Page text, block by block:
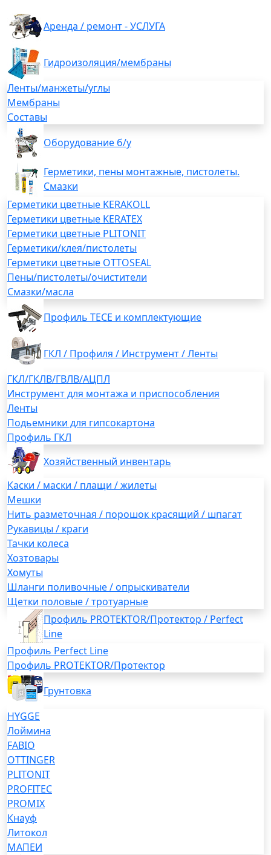
Аренда / ремонт - УСЛУГА
Гидроизоляция/мембраны
Ленты/манжеты/углы
Мембраны
Составы
Оборудование б/у
Герметики, пены монтажные, пистолеты.
Смазки
Герметики цветные KERAKOLL
Герметики цветные KERATEX
Герметики цветные PLITONIT
Герметики/клея/пистолеты
Герметики цветные OTTOSEAL
Пены/пистолеты/очистители
Смазки/масла
Профиль TECE и комплектующие
ГКЛ / Профиля / Инструмент / Ленты
ГКЛ/ГКЛВ/ГВЛВ/АЦПЛ
Инструмент для монтажа и приспособления
Ленты
Подьемники для гипсокартона
Профиль ГКЛ
Хозяйственный инвентарь
Каски / маски / плащи / жилеты
Мешки
Нить разметочная / порошок красящий / шпагат
Рукавицы / краги
Тачки колеса
Хозтовары
Хомуты
Шланги поливочные / опрыскиватели
Щетки половые / тротуарные
Профиль PROTEKTOR/Протектор / Perfect
Line
Профиль Perfect Line
Профиль PROTEKTOR/Протектор
Грунтовка
HYGGE
Лоймина
FABIO
OTTINGER
PLITONIT
PROFITEC
PROMIX
Кнауф
Литокол
МАПЕИ